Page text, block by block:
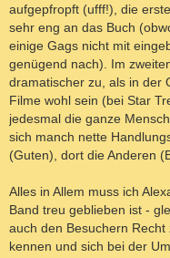
aufgepfropft (ufff!), die
sehr eng an das Buch
einige Gags nicht mit
genügend nach). Im
dramatischer zu, als in der
Filme wohl sein (bei Star
jedesmal die ganze
sich manch nette
(Guten), dort die Anderen
Alles in Allem muss ich
Band treu geblieben ist -
auch den Besuchern
kennen und sich bei der